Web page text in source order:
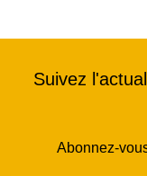
Suivez
Abonnez-